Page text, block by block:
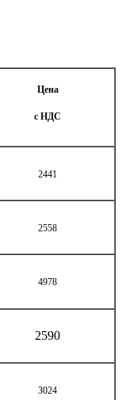
Цена
с НДС
2441
2558
4978
2590
3024